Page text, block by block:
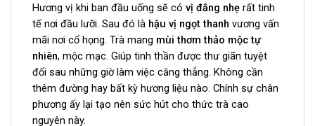
Hương vị khi ban đầu uống sẽ có vị đắng nhẹ rất tinh
tế nơi đầu lưỡi. Sau đó là hậu vị ngọt thanh vương vấn
mãi nơi cổ họng. Trà mang mùi thơm thảo mộc tự
nhiên, mộc mạc. Giúp tinh thần được thư giãn tuyệt
đối sau những giờ làm việc căng thẳng. Không cần
thêm đường hay bất kỳ hương liệu nào. Chính sự chân
phương ấy lại tạo nên sức hút cho thức trà cao
nguyên này.